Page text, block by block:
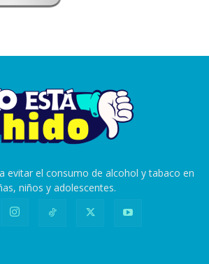
evitar el consumo de alcohol y tabaco en
niños y adolescentes.